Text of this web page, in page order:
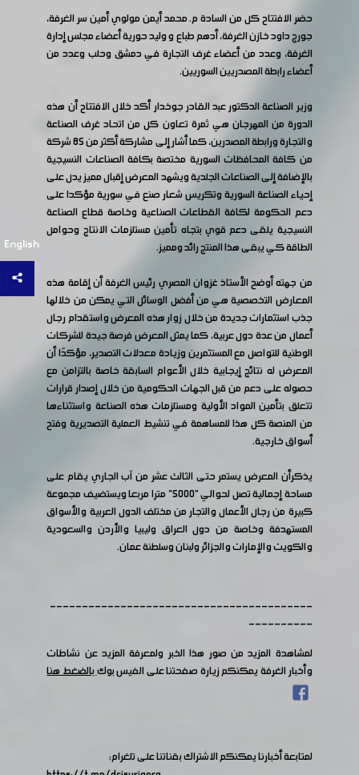
English
حضر الافتتاح كل من السادة م. محمد أيمن مولوي أمين سر الغرفة،
جورج داود خازن الغرفة، أدهم طباع و وليد حورية أعضاء مجلس إدارة
الغرفة، وعدد من أعضاء غرف التجارة في دمشق وحلب وعدد من
أعضاء رابطة المصدريين السوريين.
وزير الصناعة الدكتور عبد القادر جوخدار أكد خلال الافتتاح أن هذه
الدورة من المهرجان هي ثمرة تعاون كل من اتحاد غرف الصناعة
والتجارة ورابطة المصدرين، كما أشار إلى مشاركة أكثر من 85 شركة
من كافة المحافظات السورية مختصة بكافة الصناعات النسيجية
بالإضافة إلى الصناعات الجلدية ويشهد المعرض إقبال مميز يدل على
إحياء الصناعة السورية وتكريس شعار صنع في سورية مؤكدا على
دعم الحكومة لكافة القطاعات الصناعية وخاصة قطاع الصناعة
النسيجية يلقى دعم قوي بتجاه تأمين مستلزمات الانتاج وحوامل
الطاقة كي يبقى هذا المنتج رائد ومميز.
من جهته أوضح الأستاذ غزوان المصري رئيس الغرفة أن إقامة هذه
المعارض التخصصية هي من أفضل الوسائل التي يمكن من خلالها
جذب استثمارات جديدة من خلال زوار هذه المعرض واستقدام رجال
أعمال من عدة دول عربية، كما يمثل المعرض فرصة جيدة للشركات
الوطنية للتواصل مع المستثمرين وزيادة معدلات التصدير، مؤكدًا أن
المعرض له نتائج إيجابية خلال الأعوام السابقة خاصة بالتزامن مع
حصوله على دعم من قبل الجهات الحكومية من خلال إصدار قرارات
تتعلق بتأمين المواد الأولية ومستلزمات هذه الصناعة واستثناءها
من المنصة كل هذا للمساهمة في تنشيط العملية التصديرية وفتح
أسواق خارجية.
يذكرأن المعرض يستمر حتى الثالث عشر من آب الجاري يقام على
مساحة إجمالية تصل لحوالي “5000” مترا مربعا ويستضيف مجموعة
كبيرة من رجال الأعمال والتجار من مختلف الدول العربية والأسواق
المستهدفة وخاصة من دول العراق وليبيا والأردن والسعودية
والكويت والإمارات والجزائر ولبنان وسلطنة عمان.
-----------------------------------------
----------
لمشاهدة المزيد من صور هذا الخبر ولمعرفة المزيد عن نشاطات
وأخبار الغرفة يمكنكم زيارة صفحتنا على الفيس بوكبالضغط هنا
لمتابعة أخبارنا يمكنكم الاشتراك بقناتنا على تلغرام: